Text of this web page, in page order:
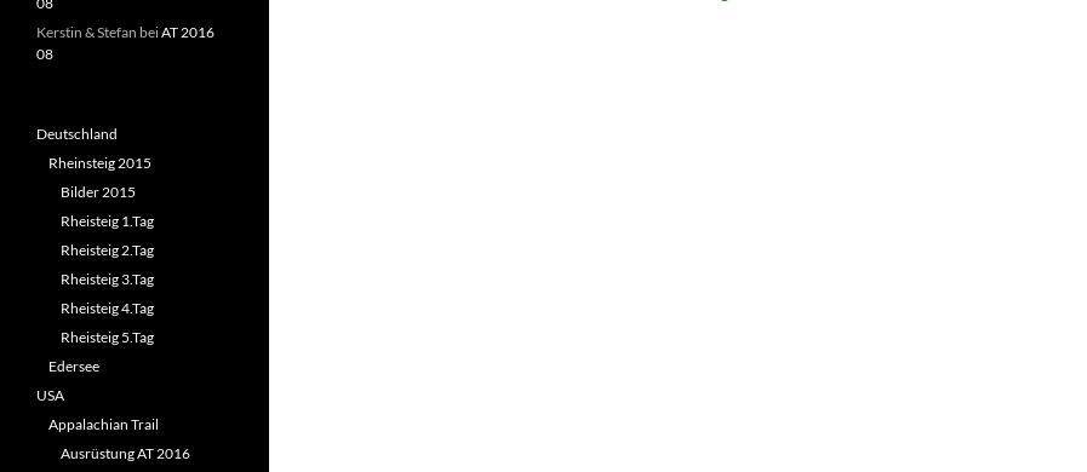
Kerstin & Stefan beiAT 2016
08
Deutschland
Rheinsteig 2015
Bilder 2015
Rheisteig 1.Tag
Rheisteig 2.Tag
Rheisteig 3.Tag
Rheisteig 4.Tag
Rheisteig 5.Tag
Edersee
USA
Appalachian Trail
Ausrüstung AT 2016